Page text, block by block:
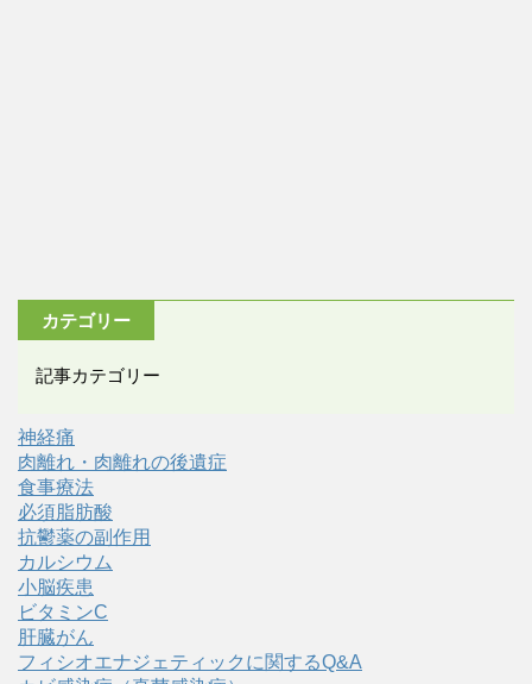
カテゴリー
記事カテゴリー
神経痛
肉離れ・肉離れの後遺症
食事療法
必須脂肪酸
抗鬱薬の副作用
カルシウム
小脳疾患
ビタミンC
肝臓がん
フィシオエナジェティックに関するQ&A